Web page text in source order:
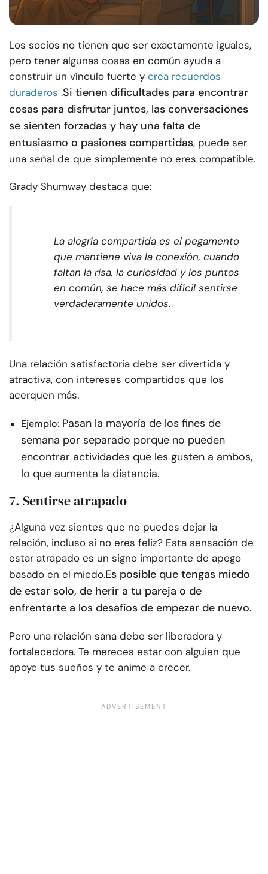
Los socios no tienen que ser exactamente iguales,
pero tener algunas cosas en común ayuda a
construir un vínculo fuerte y crea recuerdos
duraderos .Si tienen dificultades para encontrar
cosas para disfrutar juntos, las conversaciones
se sienten forzadas y hay una falta de
entusiasmo o pasiones compartidas, puede ser
una señal de que simplemente no eres compatible.
Grady Shumway destaca que:
La alegría compartida es el pegamento
que mantiene viva la conexión, cuando
faltan la risa, la curiosidad y los puntos
en común, se hace más difícil sentirse
verdaderamente unidos.
Una relación satisfactoria debe ser divertida y
atractiva, con intereses compartidos que los
acerquen más.
Ejemplo: Pasan la mayoría de los fines de
semana por separado porque no pueden
encontrar actividades que les gusten a ambos,
lo que aumenta la distancia.
7. Sentirse atrapado
¿Alguna vez sientes que no puedes dejar la
relación, incluso si no eres feliz? Esta sensación de
estar atrapado es un signo importante de apego
basado en el miedo.Es posible que tengas miedo
de estar solo, de herir a tu pareja o de
enfrentarte a los desafíos de empezar de nuevo.
Pero una relación sana debe ser liberadora y
fortalecedora. Te mereces estar con alguien que
apoye tus sueños y te anime a crecer.